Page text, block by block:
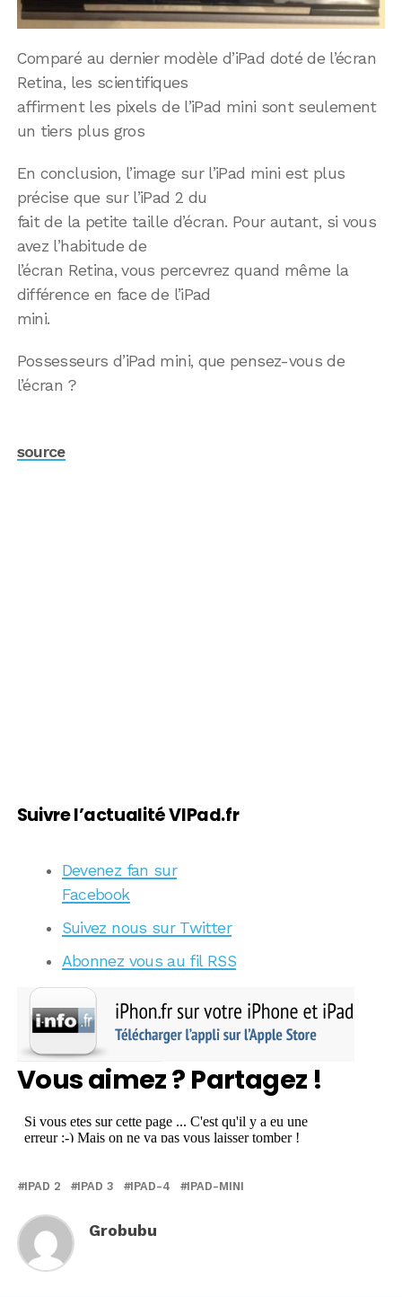
Comparé au dernier modèle d’iPad doté de l’écran
Retina, les scientifiques
affirment les pixels de l’iPad mini sont seulement
un tiers plus gros
En conclusion, l’image sur l’iPad mini est plus
précise que sur l’iPad 2 du
fait de la petite taille d’écran. Pour autant, si vous
avez l’habitude de
l’écran Retina, vous percevrez quand même la
différence en face de l’iPad
mini.
Possesseurs d’iPad mini, que pensez-vous de
l’écran ?
source
Suivre l’actualité VIPad.fr
Devenez fan sur
Facebook
Suivez nous sur Twitter
Abonnez vous au fil RSS
Vous aimez ? Partagez !
IPAD 2 IPAD 3 IPAD-4 IPAD-MINI
Grobubu